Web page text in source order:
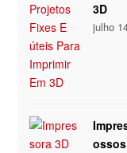
3D
julho